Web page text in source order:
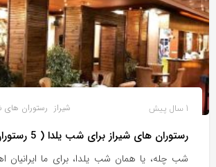
شیراز رستوران های
رستوران های شیراز برای شب یلدا ( 5 رستوران برتر )
شب چله، یا همان شب یلدا، برای ما ایرانیان